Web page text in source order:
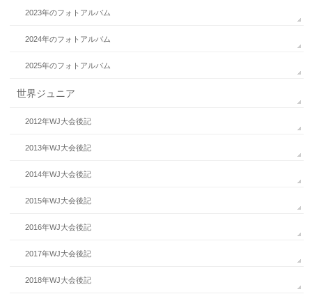
2023年のフォトアルバム
2024年のフォトアルバム
2025年のフォトアルバム
世界ジュニア
2012年WJ大会後記
2013年WJ大会後記
2014年WJ大会後記
2015年WJ大会後記
2016年WJ大会後記
2017年WJ大会後記
2018年WJ大会後記